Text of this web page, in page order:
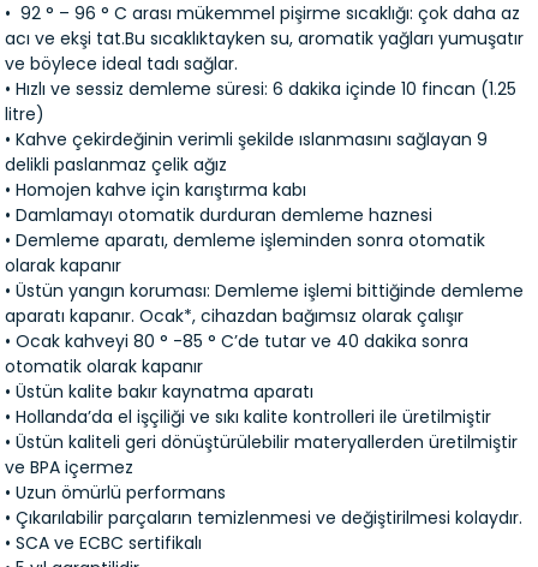
• 92 ° – 96 ° C arası mükemmel pişirme sıcaklığı: çok daha az
acı ve ekşi tat.Bu sıcaklıktayken su, aromatik yağları yumuşatır
ve böylece ideal tadı sağlar.
• Hızlı ve sessiz demleme süresi: 6 dakika içinde 10 fincan (1.25
litre)
• Kahve çekirdeğinin verimli şekilde ıslanmasını sağlayan 9
delikli paslanmaz çelik ağız
• Homojen kahve için karıştırma kabı
• Damlamayı otomatik durduran demleme haznesi
• Demleme aparatı, demleme işleminden sonra otomatik
olarak kapanır
• Üstün yangın koruması: Demleme işlemi bittiğinde demleme
aparatı kapanır. Ocak*, cihazdan bağımsız olarak çalışır
• Ocak kahveyi 80 ° -85 ° C’de tutar ve 40 dakika sonra
otomatik olarak kapanır
• Üstün kalite bakır kaynatma aparatı
• Hollanda’da el işçiliği ve sıkı kalite kontrolleri ile üretilmiştir
• Üstün kaliteli geri dönüştürülebilir materyallerden üretilmiştir
ve BPA içermez
• Uzun ömürlü performans
• Çıkarılabilir parçaların temizlenmesi ve değiştirilmesi kolaydır.
• SCA ve ECBC sertifikalı